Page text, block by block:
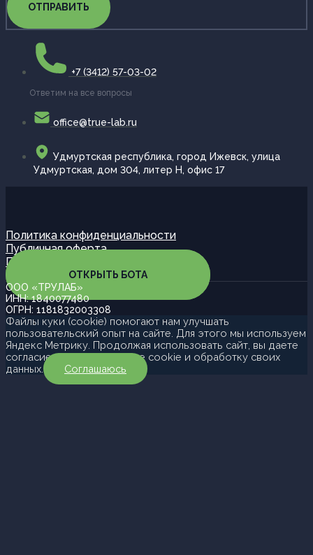
ОТПРАВИТЬ
+7 (3412) 57-03-02
Ответим на все вопросы
office@true-lab.ru
Удмуртская республика, город Ижевск, улица
Удмуртская, дом 304, литер Н, офис 17
Политика конфиденциальности
Публичная оферта
Партнерская программа
ОТКРЫТЬ БОТА
ООО «ТРУЛАБ»
ИНН: 1840077480
ОГРН: 1181832003308
Файлы куки (cookie) помогают нам улучшать
пользовательский опыт на сайте. Для этого мы используем
Яндекс Метрику. Продолжая использовать сайт, вы даете
согласие на использование cookie и обработку своих
данных.
Соглашаюсь